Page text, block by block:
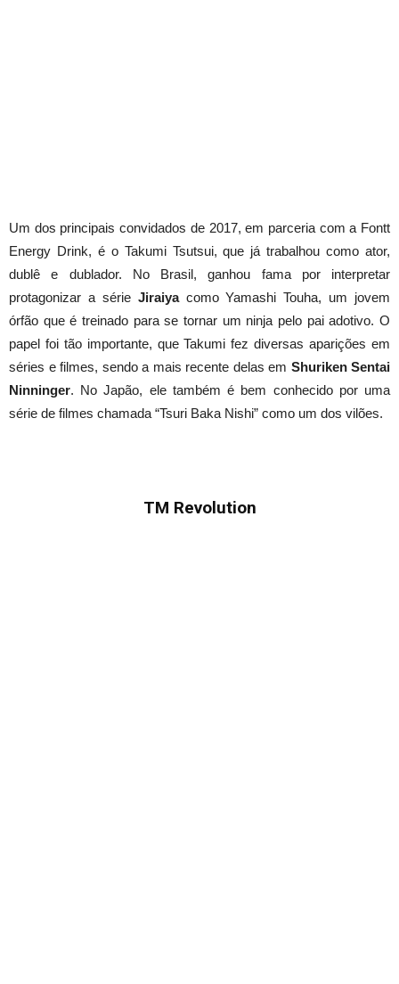
Um dos principais convidados de 2017, em parceria com a Fontt
Energy Drink, é o Takumi Tsutsui, que já trabalhou como ator,
dublê e dublador. No Brasil, ganhou fama por interpretar
protagonizar a série Jiraiyacomo Yamashi Touha, um jovem
órfão que é treinado para se tornar um ninja pelo pai adotivo. O
papel foi tão importante, que Takumi fez diversas aparições em
séries e filmes, sendo a mais recente delas em Shuriken Sentai
Ninninger. No Japão, ele também é bem conhecido por uma
série de filmes chamada “Tsuri Baka Nishi” como um dos vilões.
TM Revolution